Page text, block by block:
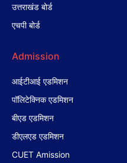
उत्तराखंड बोर्ड
एचपी बोर्ड
Admission
आईटीआई एडमिशन
पॉलिटेक्निक एडमिशन
बीएड एडमिशन
डीएलएड एडमिशन
CUET Amission